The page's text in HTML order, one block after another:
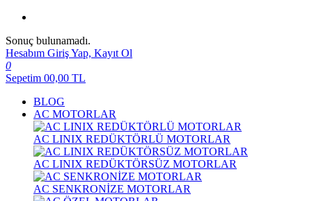
Sonuç bulunamadı.
Hesabım Giriş Yap, Kayıt Ol
0
Sepetim 00,00 TL
BLOG
AC MOTORLAR
AC LINIX REDÜKTÖRLÜ MOTORLAR
AC LINIX REDÜKTÖRSÜZ MOTORLAR
AC SENKRONİZE MOTORLAR